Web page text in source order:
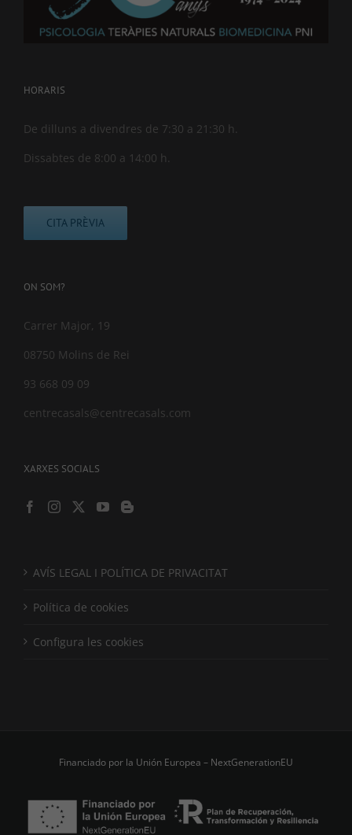
HORARIS
De dilluns a divendres de 7:30 a 21:30 h.
Dissabtes de 8:00 a 14:00 h.
CITA PRÈVIA
ON SOM?
Carrer Major, 19
08750 Molins de Rei
93 668 09 09
centrecasals@centrecasals.com
XARXES SOCIALS
AVÍS LEGAL I POLÍTICA DE PRIVACITAT
Política de cookies
Configura les cookies
Financiado por la Unión Europea – NextGenerationEU